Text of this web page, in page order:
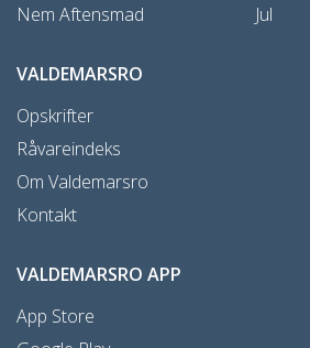
Nem Aftensmad
Jul
VALDEMARSRO
Opskrifter
Råvareindeks
Om Valdemarsro
Kontakt
VALDEMARSRO APP
App Store